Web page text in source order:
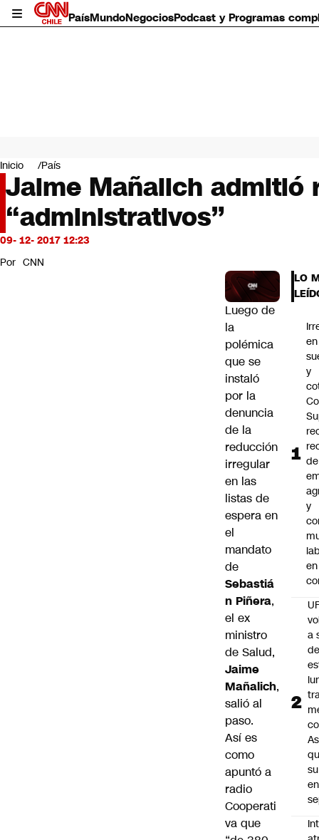
PaísMundoNegociosPodcast y Programas
Mundo
Negocios
Deportes
Programas completos
Cultura
Servicios
Bits
CNN Data
Inicio País
Jaime Mañalich admitió
“administrativos”
09- 12- 2017 12:23
Por CNN
Luego de
la
polémica
que se
instaló
por la
denuncia
de la
reducción
irregular
en las
listas de
espera en
el
mandato
de
Sebastiá
n Piñera,
el ex
ministro
de Salud,
Jaime
Mañalich,
salió al
paso.
Así es
como
apuntó a
radio
Cooperati
va que
LO
en
y
de
y
a
en